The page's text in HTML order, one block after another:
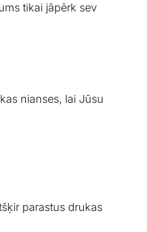
tikai jāpērk sev
nianses, lai Jūsu
parastus drukas